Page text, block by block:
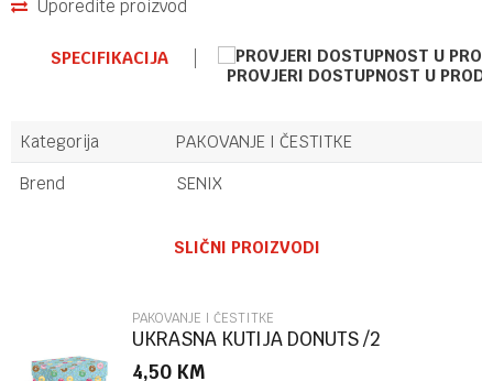
Uporedite proizvod
SPECIFIKACIJA
PROVJERI DOSTUPNOST U
Kategorija
PAKOVANJE I ČESTITKE
Brend
SENIX
Poruka
SLIČNI PROIZVODI
PAKOVANJE I ČESTITKE
UKRASNA KUTIJA DONUTS /2
MARPIMAR
4,50 KM